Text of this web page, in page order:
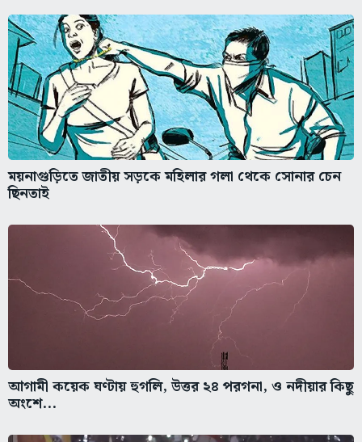
ময়নাগুড়িতে জাতীয় সড়কে মহিলার গলা থেকে সোনার চেন
ছিনতাই
আগামী কয়েক ঘণ্টায় হুগলি, উত্তর ২৪ পরগনা, ও নদীয়ার কিছু
অংশে...